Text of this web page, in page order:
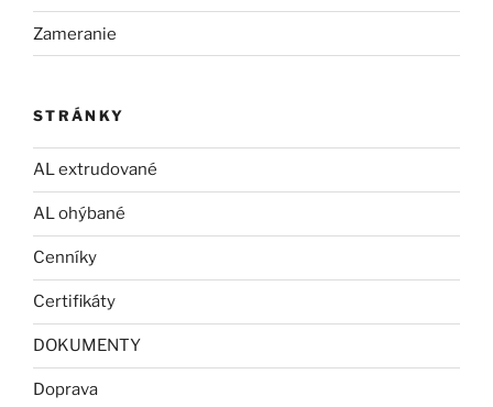
Zameranie
STRÁNKY
AL extrudované
AL ohýbané
Cenníky
Certifikáty
DOKUMENTY
Doprava